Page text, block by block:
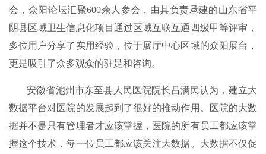
会，众阳论坛汇聚600余人参会，由其负责承建的山东省平
阴县区域卫生信息化项目通过区域互联互通四级甲等评审，
多位用户分享了实用经验，位于展厅中心区域的众阳展台，
更是吸引了众多观众的驻足和咨询。
安徽省池州市东至县人民医院院长吕满民认为，建立大
数据平台对医院的发展起到了很好的推动作用。医院的大数
据并不是只有管理者才应该掌握，医院的所有员工都应该掌
握这个技术，每一位员工都应该关注大数据。大数据不仅促